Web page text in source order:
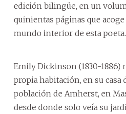
edición bilingüe, en un
quinientas páginas que
mundo interior de esta poeta.
Emily Dickinson (1830-1886)
propia habitación, en su casa
población de Amherst, en
desde donde solo veía su